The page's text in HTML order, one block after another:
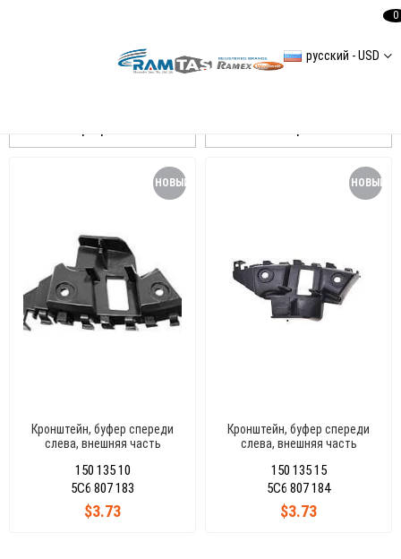
русский - USD
0
Кронштейн, буфер спереди
слева, внешняя часть
5C6807183
150 135 10
$3.73
НОВЫЙ
5C6 807 183
Кронштейн, буфер спереди
слева, внешняя часть
5C6807183
150 135 15
$3.73
НОВЫЙ
5C6 807 184